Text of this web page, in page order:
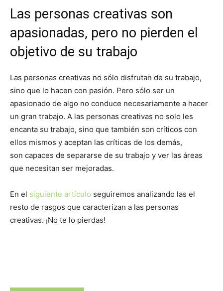
Las personas creativas son
apasionadas, pero no pierden el
objetivo de su trabajo
Las personas creativas no sólo disfrutan de su trabajo,
sino que lo hacen con pasión. Pero sólo ser un
apasionado de algo no conduce necesariamente a hacer
un gran trabajo. A las personas creativas no solo les
encanta su trabajo, sino que también son críticos con
ellos mismos y aceptan las críticas de los demás,
son capaces de separarse de su trabajo y ver las áreas
que necesitan ser mejoradas.
En el siguiente artículo seguiremos analizando las el
resto de rasgos que caracterizan a las personas
creativas. ¡No te lo pierdas!